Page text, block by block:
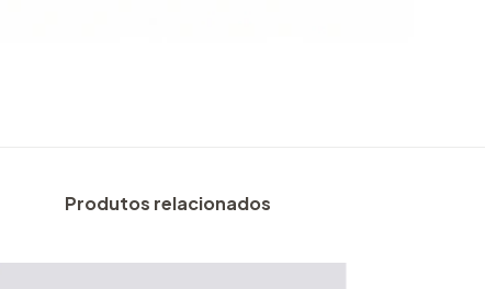
Produtos relacionados